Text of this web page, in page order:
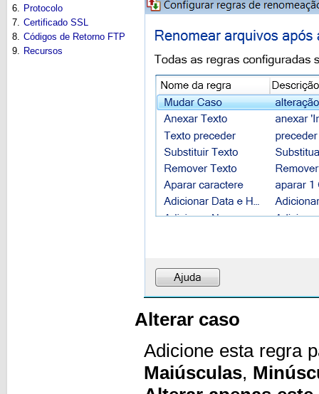
6.
Protocolo
7. Certificado SSL
8. Códigos de Retorno FTP
9.
Recursos
Alterar caso
Adicione esta regra
Maiúsculas,